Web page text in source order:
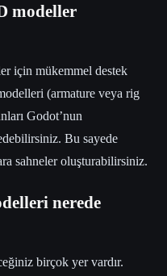
modeller
için mükemmel destek
(armature veya rig
Godot’nun
Bu sayede
sahneler oluşturabilirsiniz.
nerede
birçok yer vardır.